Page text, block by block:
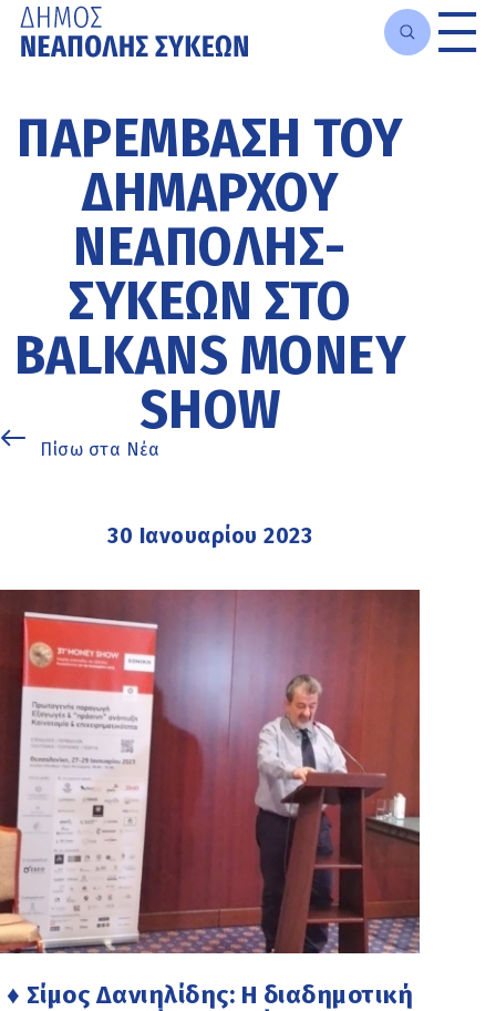
κυρίως
περιεχόμενο
ΠΑΡΈΜΒΑΣΗ ΤΟΥ
ΔΗΜΆΡΧΟΥ
ΝΕΆΠΟΛΗΣ-
ΣΥΚΕΏΝ ΣΤΟ
BALKANS MONEY
SHOW
Πίσω στα Νέα
30 Ιανουαρίου 2023
♦ Σίμος Δανιηλίδης: Η διαδημοτική